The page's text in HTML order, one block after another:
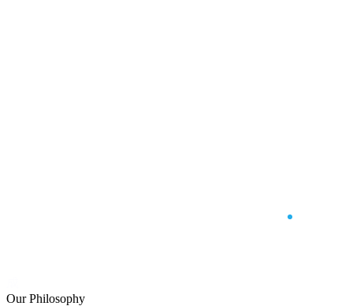
Our Philosophy